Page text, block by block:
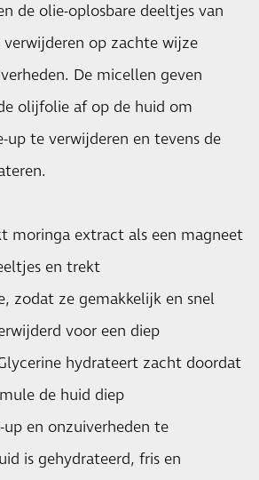
de olie-oplosbare deeltjes van
op zachte wijze
De micellen geven
olijfolie af op de huid om
up te verwijderen en tevens de
moringa extract als een magneet
en trekt
zodat ze gemakkelijk en snel
voor een diep
hydrateert zacht doordat
de huid diep
en onzuiverheden te
is gehydrateerd, fris en